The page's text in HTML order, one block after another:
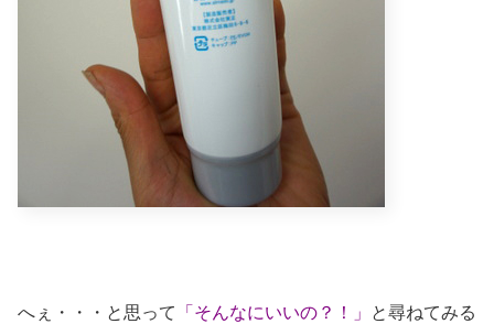
へぇ・・・と思って 「そんなにいいの？！」
と尋ねてみる